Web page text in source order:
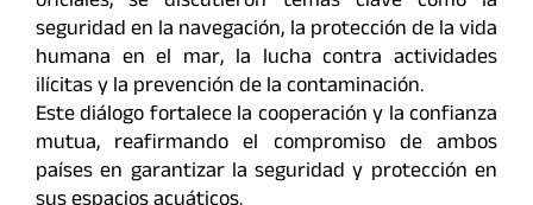
seguridad en la navegación, la protección de la vida
humana en el mar, la lucha contra actividades
ilícitas y la prevención de la contaminación.
Este diálogo fortalece la cooperación y la confianza
mutua, reafirmando el compromiso de ambos
países en garantizar la seguridad y protección en